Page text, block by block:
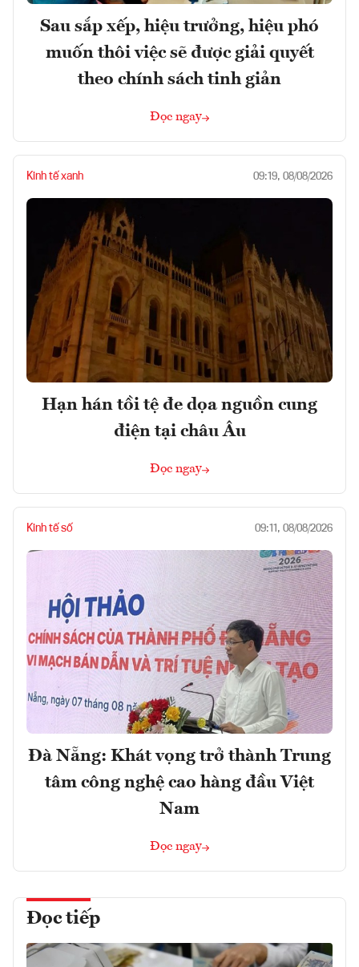
Sau sắp xếp, hiệu trưởng, hiệu phó
muốn thôi việc sẽ được giải quyết
theo chính sách tinh giản
Đọc ngay
Kinh tế xanh 09:19, 08/08/2026
Hạn hán tồi tệ đe dọa nguồn cung
điện tại châu Âu
Đọc ngay
Kinh tế số 09:11, 08/08/2026
Đà Nẵng: Khát vọng trở thành Trung
tâm công nghệ cao hàng đầu Việt
Nam
Đọc ngay
Đọc tiếp